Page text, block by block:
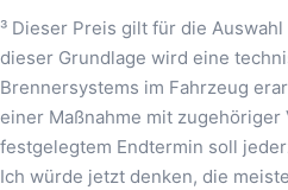
³ Dieser Preis gilt für die
dieser Grundlage wird eine
Brennersystems im Fahrzeug
einer Maßnahme mit
festgelegtem Endtermin soll
Ich würde jetzt denken, die